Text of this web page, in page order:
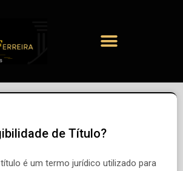
de Título?
é um termo jurídico utilizado para